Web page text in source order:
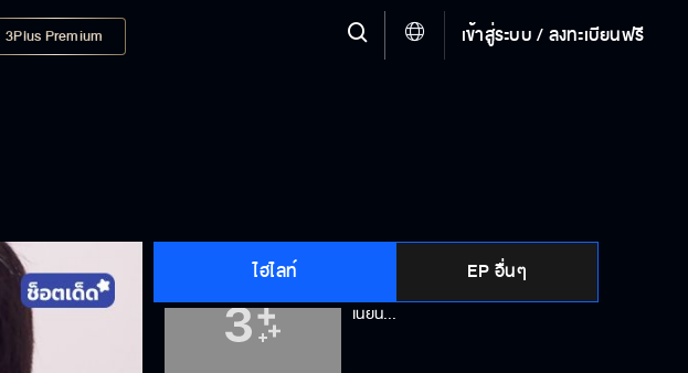
3Plus Premium เข้าสู่ระบบ / ลงทะเบียนฟรี
ไฮไลท์ EP อื่นๆ
Reaction 2Moons2 The Series
คิ้วเข้ม จมูกโด่งเป็นสัน หน้าก็เนี๊ยน
เนียน...